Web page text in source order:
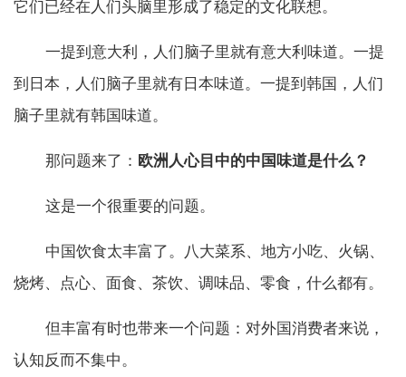
它们已经在人们头脑里形成了稳定的文化联想。
一提到意大利，人们脑子里就有意大利味道。一提
到日本，人们脑子里就有日本味道。一提到韩国，人们
脑子里就有韩国味道。
那问题来了： 欧洲人心目中的中国味道是什么？
这是一个很重要的问题。
中国饮食太丰富了。八大菜系、地方小吃、火锅、
烧烤、点心、面食、茶饮、调味品、零食，什么都有。
但丰富有时也带来一个问题：对外国消费者来说，
认知反而不集中。